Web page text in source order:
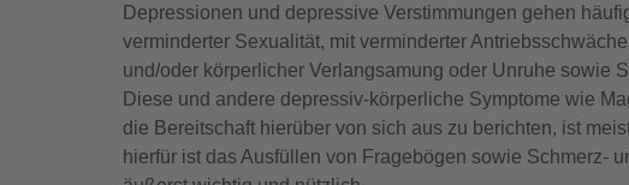
Depressionen und depressive Verstimmungen gehen
verminderter Sexualität, mit verminderter
und/oder körperlicher Verlangsamung oder Unruhe sowie
Diese und andere depressiv-körperliche Symptome wie
die Bereitschaft hierüber von sich aus zu berichten, ist
hierfür ist das Ausfüllen von Fragebögen sowie Schmerz-